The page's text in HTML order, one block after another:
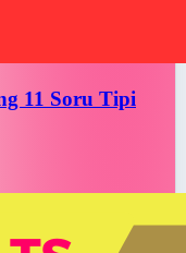
11 Soru Tipi